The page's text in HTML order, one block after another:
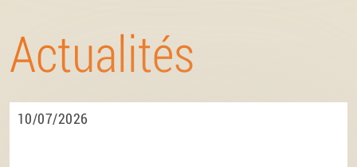
Actualités
10/07/2026